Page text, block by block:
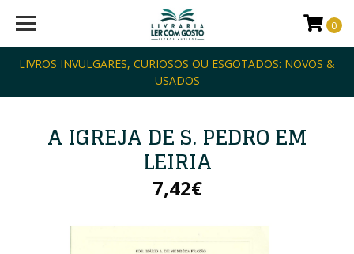
LIVROS INVULGARES, CURIOSOS OU ESGOTADOS: NOVOS &
USADOS
0
A IGREJA DE S. PEDRO EM
LEIRIA
7,42€